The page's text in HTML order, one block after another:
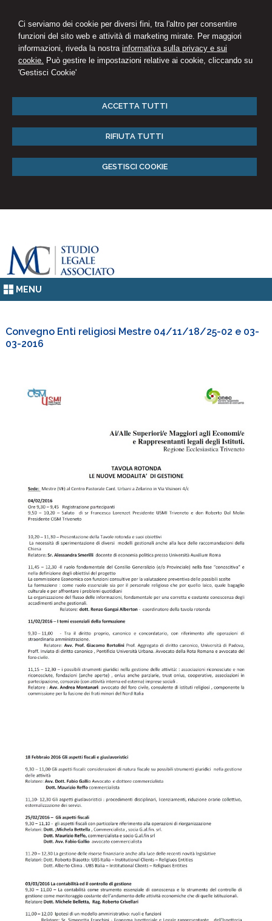
Ci serviamo dei cookie per diversi fini, tra l'altro per consentire
funzioni del sito web e attività di marketing mirate. Per maggiori
informazioni, riveda la nostra informativa sulla privacy e sui
cookie. Può gestire le impostazioni relative ai cookie, cliccando su
'Gestisci Cookie'
ACCETTA TUTTI
RIFIUTA TUTTI
GESTISCI COOKIE
MENU
Convegno Enti religiosi Mestre 04/11/18/25-02 e 03-
03-2016